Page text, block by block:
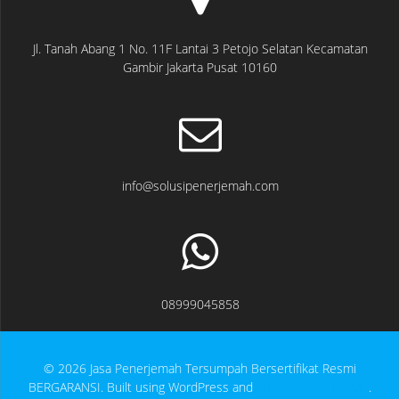
Jl. Tanah Abang 1 No. 11F Lantai 3 Petojo Selatan Kecamatan
Gambir Jakarta Pusat 10160
info@solusipenerjemah.com
08999045858
© 2026 Jasa Penerjemah Tersumpah Bersertifikat Resmi
BERGARANSI. Built using WordPress and
.